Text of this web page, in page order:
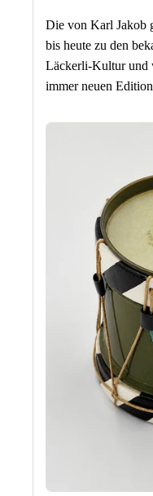
Die von Karl Jakob
bis heute zu den
Läckerli-Kultur und
immer neuen